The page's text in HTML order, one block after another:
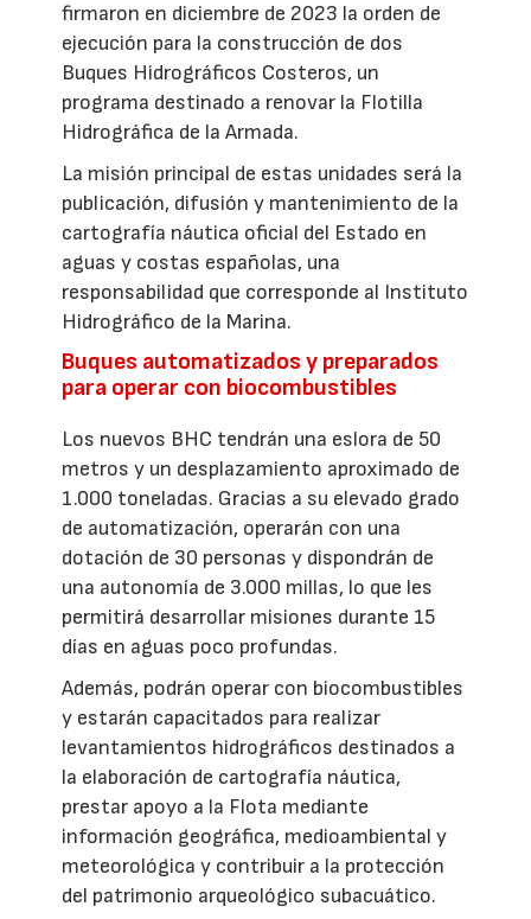
firmaron en diciembre de 2023 la orden de
ejecución para la construcción de dos
Buques Hidrográficos Costeros, un
programa destinado a renovar la Flotilla
Hidrográfica de la Armada.
La misión principal de estas unidades será la
publicación, difusión y mantenimiento de la
cartografía náutica oficial del Estado en
aguas y costas españolas, una
responsabilidad que corresponde al Instituto
Hidrográfico de la Marina.
Buques automatizados y preparados
para operar con biocombustibles
Los nuevos BHC tendrán una eslora de 50
metros y un desplazamiento aproximado de
1.000 toneladas. Gracias a su elevado grado
de automatización, operarán con una
dotación de 30 personas y dispondrán de
una autonomía de 3.000 millas, lo que les
permitirá desarrollar misiones durante 15
días en aguas poco profundas.
Además, podrán operar con biocombustibles
y estarán capacitados para realizar
levantamientos hidrográficos destinados a
la elaboración de cartografía náutica,
prestar apoyo a la Flota mediante
información geográfica, medioambiental y
meteorológica y contribuir a la protección
del patrimonio arqueológico subacuático.